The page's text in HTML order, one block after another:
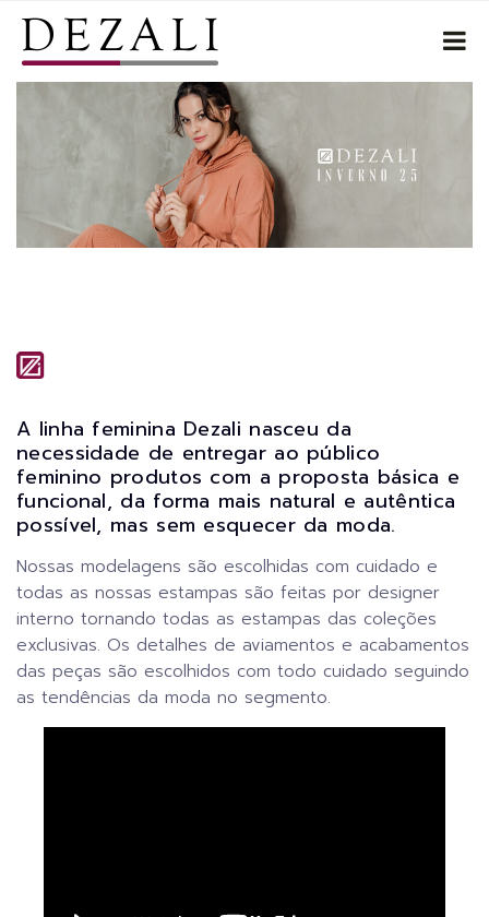
A linha feminina Dezali nasceu da
necessidade de entregar ao público
feminino produtos com a proposta básica e
funcional, da forma mais natural e autêntica
possível, mas sem esquecer da moda.
Nossas modelagens são escolhidas com cuidado e
todas as nossas estampas são feitas por designer
interno tornando todas as estampas das coleções
exclusivas. Os detalhes de aviamentos e acabamentos
das peças são escolhidos com todo cuidado seguindo
as tendências da moda no segmento.